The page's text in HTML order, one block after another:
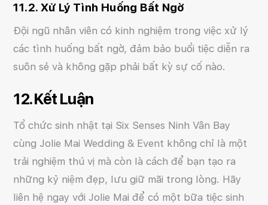
11.2. Xử Lý Tình Huống Bất Ngờ
Đội ngũ nhân viên có kinh nghiệm trong việc xử lý
các tình huống bất ngờ, đảm bảo buổi tiệc diễn ra
suôn sẻ và không gặp phải bất kỳ sự cố nào.
12. Kết Luận
Tổ chức sinh nhật tại Six Senses Ninh Vân Bay
cùng Jolie Mai Wedding & Event không chỉ là một
trải nghiệm thú vị mà còn là cách để bạn tạo ra
những kỷ niệm đẹp, lưu giữ mãi trong lòng. Hãy
liên hệ ngay với Jolie Mai để có một bữa tiệc sinh